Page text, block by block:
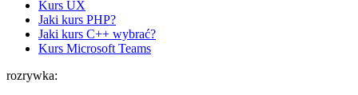
Kurs UX
Jaki kurs PHP?
Jaki kurs C++ wybrać?
Kurs Microsoft Teams
rozrywka: